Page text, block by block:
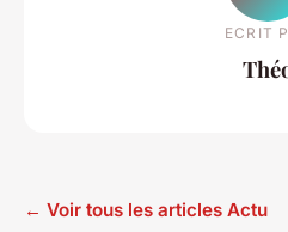
ECRIT
← Voir tous les articles Actu